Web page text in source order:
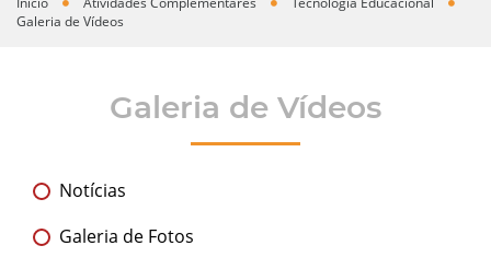
Você está aqui
Galeria de Vídeos
Galeria de Vídeos
Notícias
Galeria de Fotos